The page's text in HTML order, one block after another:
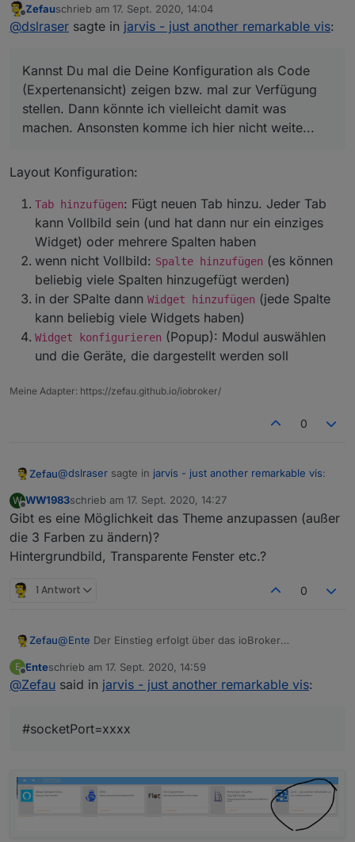
habe noch die rc.4, da funktioniert es
Kannst Du mal die Deine Konfiguration als Code
(Expertenansicht) zeigen bzw. mal zur Verfügung
stellen. Dann könnte ich vielleicht damit was machen.
Ansonsten komme ich hier nicht weite...
Offline
Zefauschrieb am 17. Sept. 2020, 14:04
zuletzt editiert von
@dslraser sagte in jarvis - just another remarkable vis:
Kannst Du mal die Deine Konfiguration als Code
(Expertenansicht) zeigen bzw. mal zur Verfügung
stellen. Dann könnte ich vielleicht damit was
machen. Ansonsten komme ich hier nicht weite...
Layout Konfiguration:
Tab hinzufügen: Fügt neuen Tab hinzu. Jeder Tab
kann Vollbild sein (und hat dann nur ein einziges
Widget) oder mehrere Spalten haben
wenn nicht Vollbild: Spalte hinzufügen (es können
beliebig viele Spalten hinzugefügt werden)
in der SPalte dann Widget hinzufügen (jede Spalte
kann beliebig viele Widgets haben)
Widget konfigurieren (Popup): Modul auswählen
und die Geräte, die dargestellt werden soll
Meine Adapter: https://zefau.github.io/iobroker/
0
Zefau@dslraser sagte in jarvis - just another remarkable vis:
Kannst Du mal die Deine Konfiguration als Code
(Expertenansicht) zeigen bzw. mal zur Verfügung
stellen. Dann könnte ich vielleicht damit was
machen. Ansonsten komme ich hier nicht weite...
Layout Konfiguration:
Tab kann Vollbild sein (und hat dann nur ein
können beliebig viele Spalten hinzugefügt werden)
Spalte kann beliebig viele Widgets haben)
Widget konfigurieren(Popup): Modul
W
Offline
WW1983schrieb am 17. Sept. 2020, 14:27
zuletzt editiert von
Gibt es eine Möglichkeit das Theme anzupassen (außer
die 3 Farben zu ändern)?
Hintergrundbild, Transparente Fenster etc.?
1 Antwort 0
Zefau@Ente Der Einstieg erfolgt über das ioBroker
Der Link der sich dann öffnet sollte
enthalten.
E
Offline
Enteschrieb am 17. Sept. 2020, 14:59
zuletzt editiert von
@Zefau said in jarvis - just another remarkable vis:
#socketPort=xxxx